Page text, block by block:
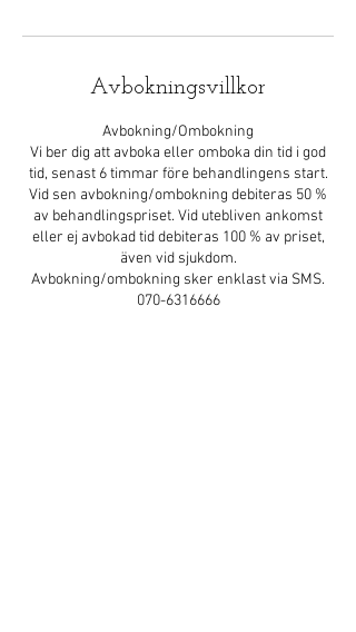
Avbokningsvillkor
Avbokning/Ombokning
Vi ber dig att avboka eller omboka din tid i god
tid, senast 6 timmar före behandlingens start.
Vid sen avbokning/ombokning debiteras 50 %
av behandlingspriset. Vid utebliven ankomst
eller ej avbokad tid debiteras 100 % av priset,
även vid sjukdom.
Avbokning/ombokning sker enklast via SMS.
070-6316666